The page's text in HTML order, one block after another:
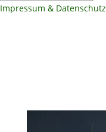
Impressum & Datenschutz